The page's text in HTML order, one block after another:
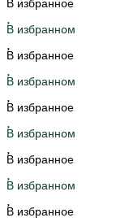
В избранное
В избранном
В избранное
В избранном
В избранное
В избранном
В избранное
В избранном
В избранное